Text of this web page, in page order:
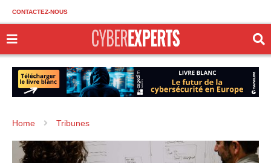
CONTACTEZ-NOUS
Home Tribunes